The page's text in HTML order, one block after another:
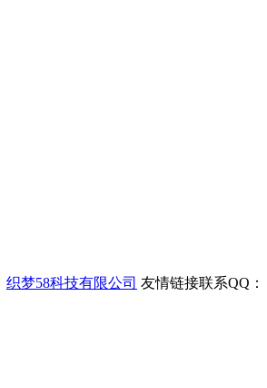
织梦58科技有限公司 友情链接联系QQ：